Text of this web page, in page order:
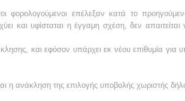
φορολογούμενοι επέλεξαν κατά το
και υφίσταται η έγγαμη σχέση, δεν
και εφόσον υπάρχει εκ νέου επιθυμία
η ανάκληση της επιλογής υποβολής χωριστής